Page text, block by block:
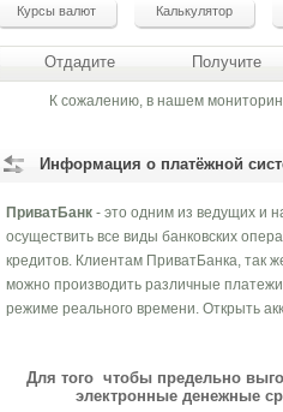
Отдадите Получите
К сожалению, в нашем
Информация о платёжной
ПриватБанк - это одним из ведущих и
осуществить все виды банковских
кредитов. Клиентам ПриватБанка, так
можно производить различные
режиме реального времени. Открыть
Для того чтобы предельно
электронные денежные